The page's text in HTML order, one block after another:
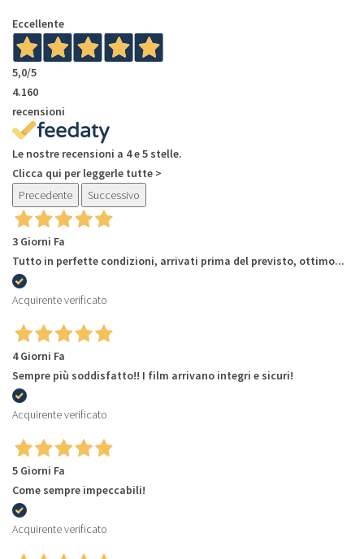
Eccellente
5,0/5
4.160
recensioni
Le nostre recensioni a 4 e 5 stelle.
Clicca qui per leggerle tutte >
Precedente
Successivo
3 Giorni Fa
Tutto in perfette condizioni, arrivati prima del previsto, ottimo...
Acquirente verificato
4 Giorni Fa
Sempre più soddisfatto!! I film arrivano integri e sicuri!
Acquirente verificato
5 Giorni Fa
Come sempre impeccabili!
Acquirente verificato